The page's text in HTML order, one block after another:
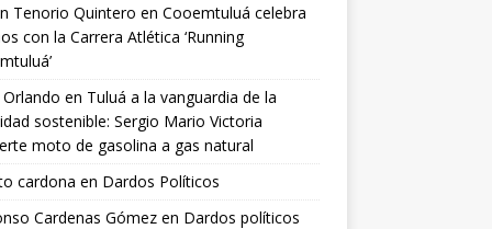
Tenorio Quintero en Cooemtuluá celebra
con la Carrera Atlética ‘Running
Orlando en Tuluá a la vanguardia de la
sostenible: Sergio Mario Victoria
moto de gasolina a gas natural
cardona en Dardos Políticos
Cardenas Gómezen Dardos políticos